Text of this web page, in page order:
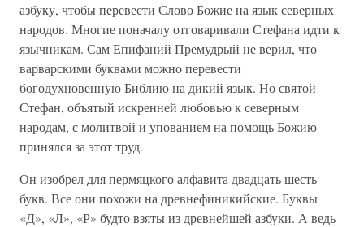
азбуку, чтобы перевести Слово Божие на язык северных
народов. Многие поначалу отговаривали Стефана идти к
язычникам. Сам Епифаний Премудрый не верил, что
варварскими буквами можно перевести
богодухновенную Библию на дикий язык. Но святой
Стефан, объятый искренней любовью к северным
народам, с молитвой и упованием на помощь Божию
принялся за этот труд.
Он изобрел для пермяцкого алфавита двадцать шесть
букв. Все они похожи на древнефиникийские. Буквы
«Д», «Л», «Р» будто взяты из древнейшей азбуки. А ведь